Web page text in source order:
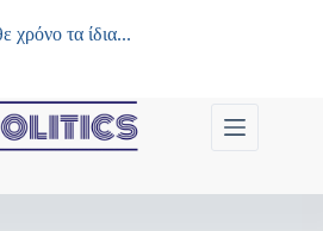
χρόνο τα ίδια...